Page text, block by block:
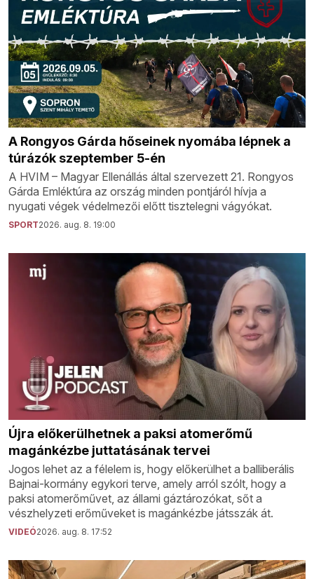
A Rongyos Gárda hőseinek nyomába lépnek a
túrázók szeptember 5-én
A HVIM – Magyar Ellenállás által szervezett 21. Rongyos
Gárda Emléktúra az ország minden pontjáról hívja a
nyugati végek védelmezői előtt tisztelegni vágyókat.
SPORT2026. aug. 8. 19:00
Újra előkerülhetnek a paksi atomerőmű
magánkézbe juttatásának tervei
Jogos lehet az a félelem is, hogy előkerülhet a balliberális
Bajnai-kormány egykori terve, amely arról szólt, hogy a
paksi atomerőművet, az állami gáztározókat, sőt a
vészhelyzeti erőműveket is magánkézbe játsszák át.
VIDEÓ2026. aug. 8. 17:52